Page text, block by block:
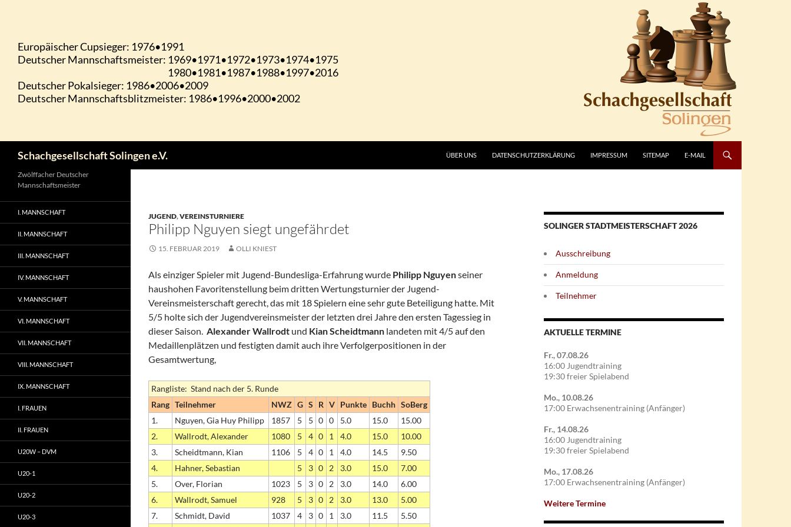
Schachgesellschaft Solingen e.V. ÜBER UNS DATENSCHUTZERKLÄRUNG IMPRESSUM SITEMAP E-MAIL
JUGEND,VEREINSTURNIERE
Philipp Nguyen siegt ungefährdet
15. FEBRUAR 2019 OLLI KNIEST
Als einziger Spieler mit Jugend-Bundesliga-Erfahrung wurde Philipp Nguyenseiner
haushohen Favoritenstellung beim dritten Wertungsturnier der Jugend-
Vereinsmeisterschaft gerecht, das mit 18 Spielern eine sehr gute Beteiligung hatte. Mit
5/5 holte sich der Jugendvereinsmeister der letzten drei Jahre den ersten Tagessieg in
dieser Saison. Alexander Wallrodt und KianScheidtmann landeten mit 4/5 auf den
Medaillenplätzen und festigten damit auch ihre Verfolgerpositionen in der
Gesamtwertung,
Rangliste: Stand nach der 5. Runde
Rang Teilnehmer NWZ G S R V Punkte Buchh SoBerg
1.
Nguyen, Gia Huy Philipp 1857 5 5 0 0 5.0 15.0
15.00
2.
Wallrodt, Alexander 1080 5 4 0 1 4.0 15.0
10.00
3.
Scheidtmann, Kian 1106 5 4 0 1 4.0 14.5
9.50
4.
Hahner, Sebastian 5 3 0 2 3.0 15.0
7.00
5.
Over, Florian 1023 5 3 0 2 3.0 14.0
6.00
6.
Wallrodt, Samuel 928 5 3 0 2 3.0 13.0
5.00
7.
Schmidt, David 1037 4 3 0 1 3.0 11.5
5.50
SOLINGER STADTMEISTERSCHAFT 2026
Ausschreibung
Anmeldung
Teilnehmer
AKTUELLE TERMINE
Fr., 07.08.26
16:00 Jugendtraining
19:30 freier Spielabend
Mo., 10.08.26
17:00 Erwachsenentraining (Anfänger)
Fr., 14.08.26
16:00 Jugendtraining
19:30 freier Spielabend
Mo., 17.08.26
17:00 Erwachsenentraining (Anfänger)
Weitere Termine
Zwölffacher Deutscher
Mannschaftsmeister
I. MANNSCHAFT
II. MANNSCHAFT
III. MANNSCHAFT
IV. MANNSCHAFT
V. MANNSCHAFT
VI. MANNSCHAFT
VII. MANNSCHAFT
VIII. MANNSCHAFT
IX. MANNSCHAFT
I. FRAUEN
II. FRAUEN
U20W – DVM
U20-1
U20-2
U20-3